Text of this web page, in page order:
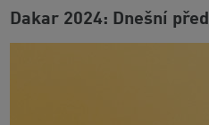
Dakar 2024: Dnešní